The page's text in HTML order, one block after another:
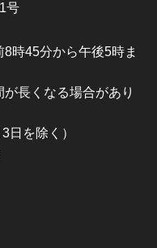
号
時45分から午後5時ま
長くなる場合があり
日を除く）